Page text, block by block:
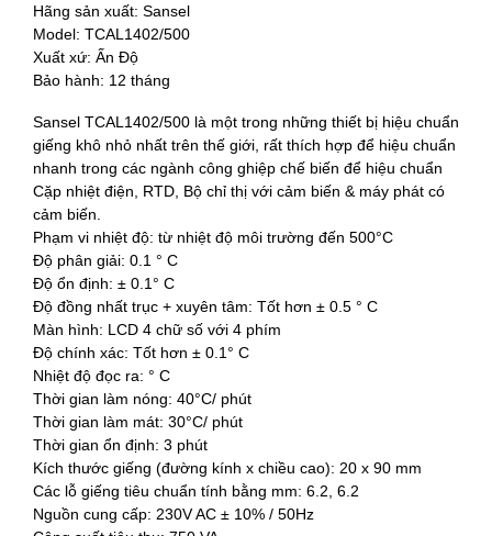
Hãng sản xuất: Sansel
Model: TCAL1402/500
Xuất xứ: Ấn Độ
Bảo hành: 12 tháng
Sansel TCAL1402/500 là một trong những thiết bị hiệu chuẩn
giếng khô nhỏ nhất trên thế giới, rất thích hợp để hiệu chuẩn
nhanh trong các ngành công ghiệp chế biến để hiệu chuẩn
Cặp nhiệt điện, RTD, Bộ chỉ thị với cảm biến & máy phát có
cảm biến.
Phạm vi nhiệt độ: từ nhiệt độ môi trường đến 500°C
Độ phân giải: 0.1 ° C
Độ ổn định: ± 0.1° C
Độ đồng nhất trục + xuyên tâm: Tốt hơn ± 0.5 ° C
Màn hình: LCD 4 chữ số với 4 phím
Độ chính xác: Tốt hơn ± 0.1° C
Nhiệt độ đọc ra: ° C
Thời gian làm nóng: 40°C/ phút
Thời gian làm mát: 30°C/ phút
Thời gian ổn định: 3 phút
Kích thước giếng (đường kính x chiều cao): 20 x 90 mm
Các lỗ giếng tiêu chuẩn tính bằng mm: 6.2, 6.2
Nguồn cung cấp: 230V AC ± 10% / 50Hz